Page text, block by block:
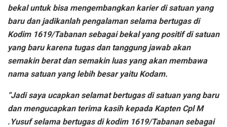
bekal untuk bisa mengembangkan karier di satuan yang
baru dan jadikanlah pengalaman selama bertugas di
Kodim 1619/Tabanan sebagai bekal yang positif di satuan
yang baru karena tugas dan tanggung jawab akan
semakin berat dan semakin luas yang akan membawa
nama satuan yang lebih besar yaitu Kodam.
“Jadi saya ucapkan selamat bertugas di satuan yang baru
dan mengucapkan terima kasih kepada Kapten Cpl M
.Yusuf selama bertugas di kodim 1619/Tabanan sebagai